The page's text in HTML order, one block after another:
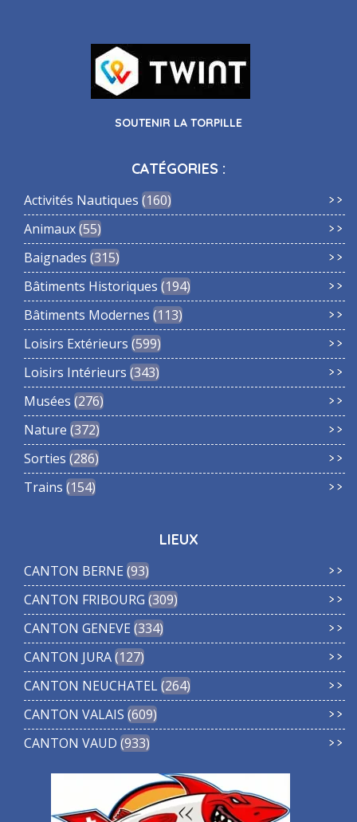
SOUTENIR LA TORPILLE
CATÉGORIES :
Activités Nautiques 160
Animaux 55
Baignades 315
Bâtiments Historiques 194
Bâtiments Modernes 113
Loisirs Extérieurs 599
Loisirs Intérieurs 343
Musées 276
Nature 372
Sorties 286
Trains 154
LIEUX
CANTON BERNE 93
CANTON FRIBOURG 309
CANTON GENEVE 334
CANTON JURA 127
CANTON NEUCHATEL 264
CANTON VALAIS 609
CANTON VAUD 933